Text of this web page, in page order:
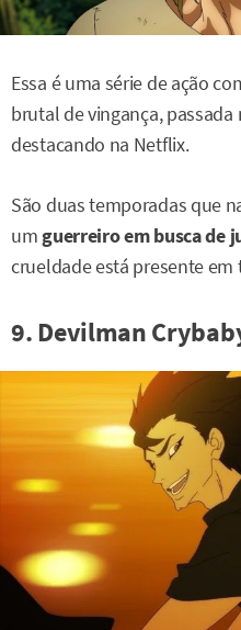
Essa é uma série de ação
brutal de vingança, passada
destacando na Netflix.
São duas temporadas que
um guerreiro em busca de
crueldade está presente em
9. Devilman